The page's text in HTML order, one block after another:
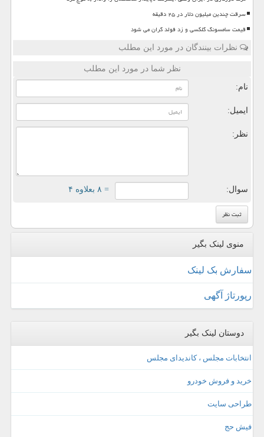
سرقت چندین میلیون دلار در ۲۵ دقیقه
قیمت سامسونگ گلکسی و زد فولد گران می شود
نظرات بینندگان در مورد این مطلب
نظر شما در مورد این مطلب
نام:
ایمیل:
نظر:
سوال: = ۸ بعلاوه ۴
منوی لینک بگیر
سفارش بک لینک
رپورتاژ آگهی
دوستان لینک بگیر
انتخابات مجلس ، کاندیدای مجلس
خرید و فروش خودرو
طراحی سایت
فیش حج